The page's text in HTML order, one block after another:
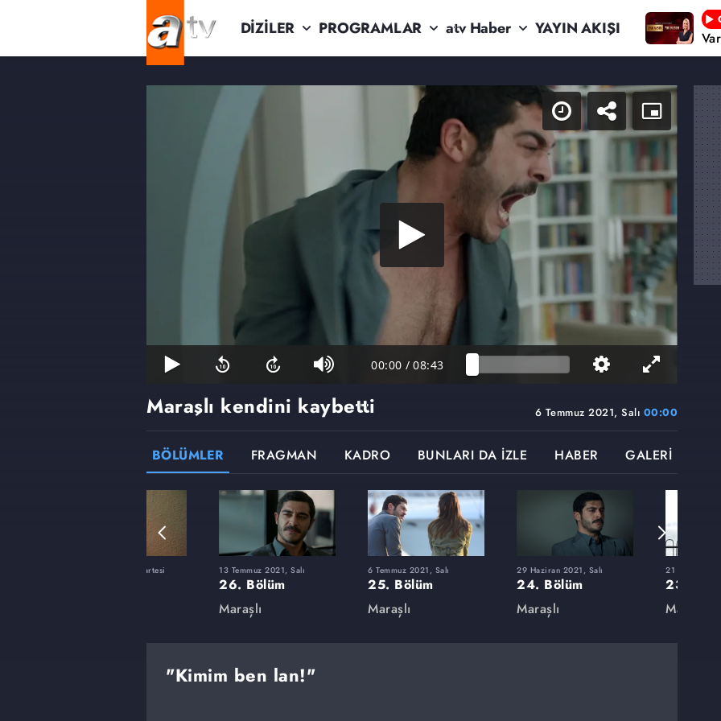
DİZİLER PROGRAMLAR atv Haber YAYIN AKIŞI
00:00 / 08:43
6 Temmuz 2021, Salı 00:00
Maraşlı kendini kaybetti
BÖLÜMLER FRAGMAN KADRO BUNLARI DA İZLE HABER GALERİ
29 Mart 2021, Pazartesi 13 Temmuz 2021, Salı
26. Bölüm
Maraşlı
6 Temmuz 2021, Salı
25. Bölüm
Maraşlı
29 Haziran 2021, Salı
24. Bölüm
Maraşlı
21 Haziran
23. Bölüm
Maraşlı
"Kimim ben lan!"